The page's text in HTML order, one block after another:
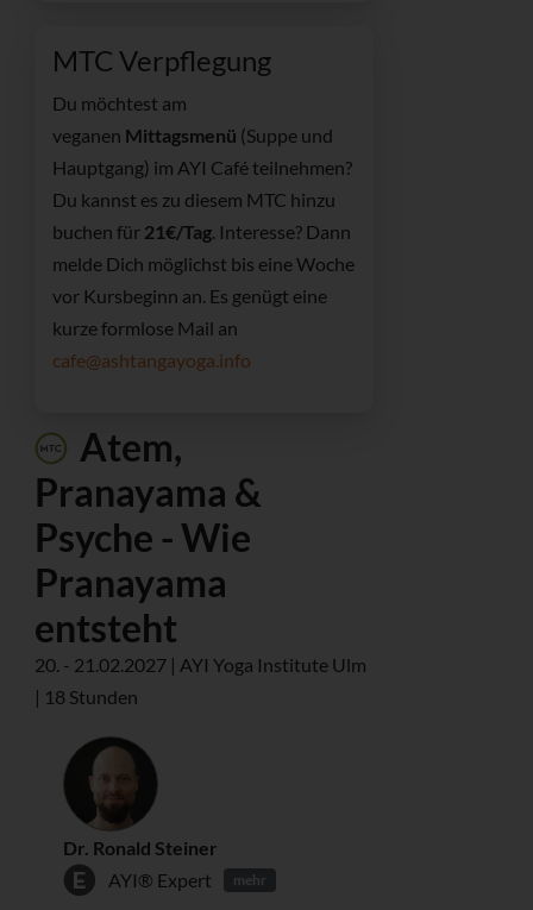
MTC Verpflegung
Du möchtest am
veganen Mittagsmenü (Suppe und
Hauptgang) im AYI Café teilnehmen?
Du kannst es zu diesem MTC hinzu
buchen für 21€/Tag. Interesse? Dann
melde Dich möglichst bis eine Woche
vor Kursbeginn an. Es genügt eine
kurze formlose Mail an
cafe@ashtangayoga.info
Atem,
Pranayama &
Psyche - Wie
Pranayama
entsteht
20. - 21.02.2027 | AYI Yoga Institute Ulm
| 18 Stunden
Dr. Ronald Steiner
AYI® Expert
mehr